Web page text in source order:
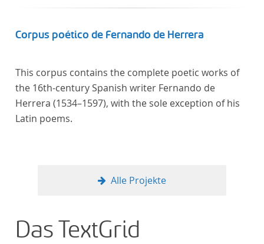
Corpus poético de Fernando de Herrera
This corpus contains the complete poetic works of
the 16th-century Spanish writer Fernando de
Herrera (1534–1597), with the sole exception of his
Latin poems.
Alle Projekte
Das TextGrid